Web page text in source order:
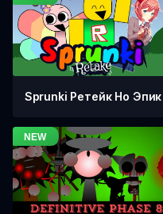
Sprunki Ретейк Но Эпик